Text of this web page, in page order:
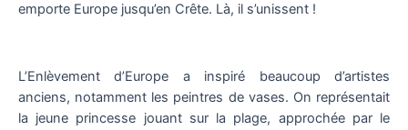
emporte Europe jusqu’en Crête. Là, il s’unissent !
L’Enlèvement d’Europe a inspiré beaucoup d’artistes
anciens, notamment les peintres de vases. On représentait
la jeune princesse jouant sur la plage, approchée par le